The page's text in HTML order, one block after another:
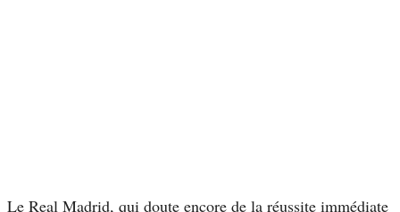
Le Real Madrid, qui doute encore de la réussite immédiate